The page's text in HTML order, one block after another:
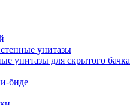
унитазы
унитазы для скрытого бачка
биде